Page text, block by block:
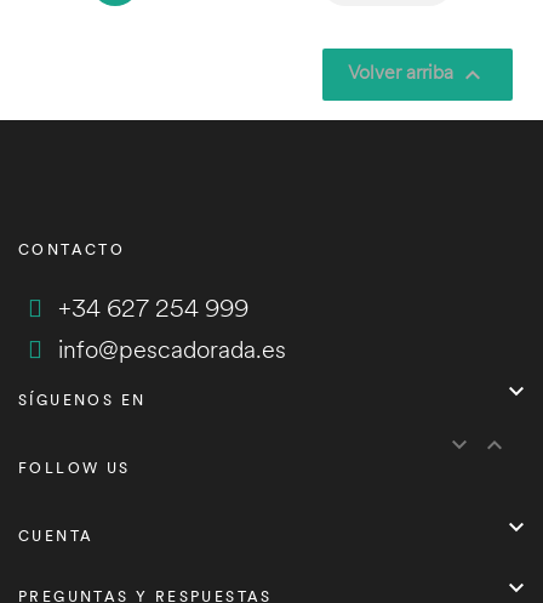
Volver arriba 
CONTACTO
+34 627 254 999
info@pescadorada.es
SÍGUENOS EN 
FOLLOW US
 
CUENTA 
PREGUNTAS Y RESPUESTAS 